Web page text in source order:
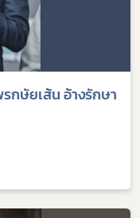
ษัยเส้น อ้างรักษา